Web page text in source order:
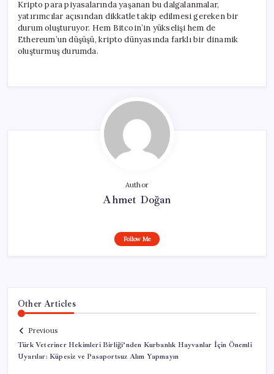
Kripto para piyasalarında yaşanan bu dalgalanmalar,
yatırımcılar açısından dikkatle takip edilmesi gereken bir
durum oluşturuyor. Hem Bitcoin’in yükselişi hem de
Ethereum’un düşüşü, kripto dünyasında farklı bir dinamik
oluşturmuş durumda.
Author
Ahmet Doğan
Follow Me
Other Articles
Previous
Türk Veteriner Hekimleri Birliği’nden Kurbanlık Hayvanlar İçin Önemli
Uyarılar: Küpesiz ve Pasaportsuz Alım Yapmayın